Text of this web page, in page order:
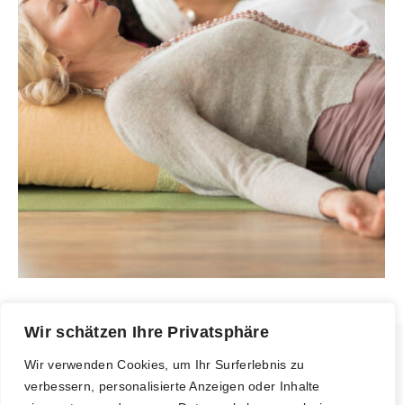
Wir schätzen Ihre Privatsphäre
Wir verwenden Cookies, um Ihr Surferlebnis zu
verbessern, personalisierte Anzeigen oder Inhalte
Für dein Wohlbefinden.